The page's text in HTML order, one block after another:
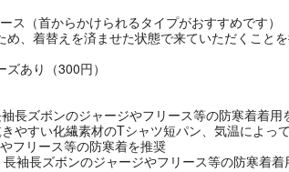
ス（首からかけられるタイプがおすすめです）
め、着替えを済ませた状態で来ていただくこと
あり（300円）
袖長ズボンのジャージやフリース等の防寒着着用
きやすい化繊素材のTシャツ短パン、気温によっ
フリース等の防寒着を推奨
長袖長ズボンのジャージやフリース等の防寒着着